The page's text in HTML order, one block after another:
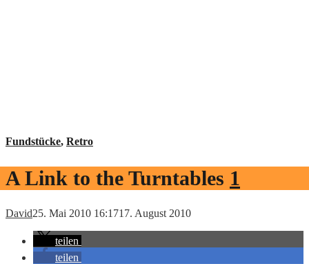
Fundstücke, Retro
A Link to the Turntables 1
David25. Mai 2010 16:1717. August 2010
teilen
teilen